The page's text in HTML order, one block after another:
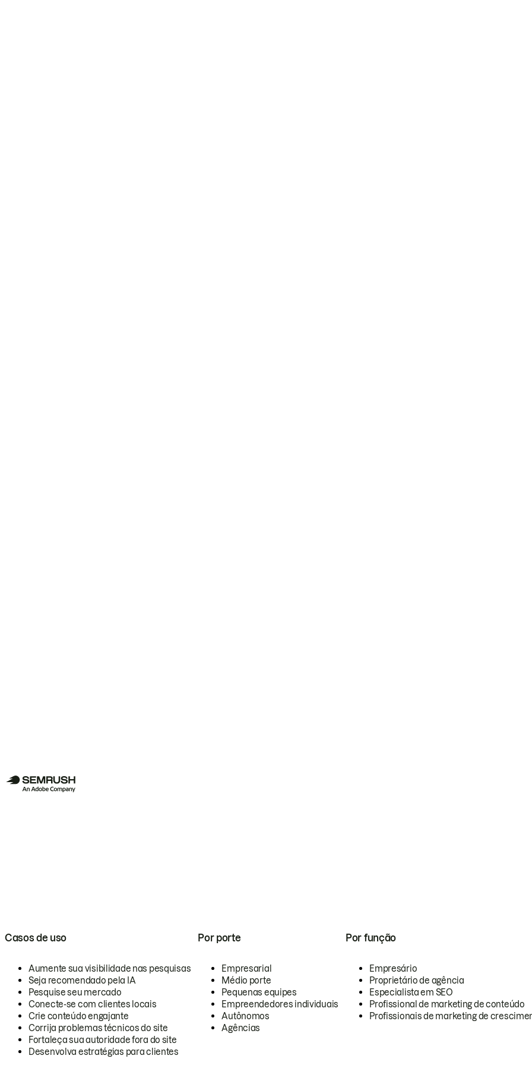
Casos de uso
Aumente sua visibilidade nas pesquisas
Seja recomendado pela IA
Pesquise seu mercado
Conecte-se com clientes locais
Crie conteúdo engajante
Corrija problemas técnicos do site
Fortaleça sua autoridade fora do site
Desenvolva estratégias para clientes
Por porte
Empresarial
Médio porte
Pequenas equipes
Empreendedores individuais
Autônomos
Agências
Por função
Empresário
Proprietário de agência
Especialista em SEO
Profissional de marketing de conteúdo
Profissionais de marketing de